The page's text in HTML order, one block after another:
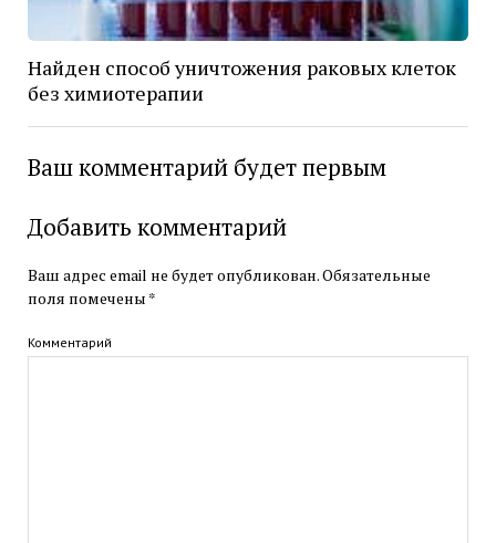
Найден способ уничтожения раковых клеток
без химиотерапии
Ваш комментарий будет первым
Добавить комментарий
Ваш адрес email не будет опубликован.Обязательные
поля помечены *
Комментарий